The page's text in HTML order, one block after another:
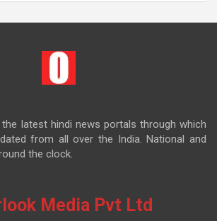
latest hindi news portals through which
from all over the India. National and
the clock.
Media Pvt Ltd